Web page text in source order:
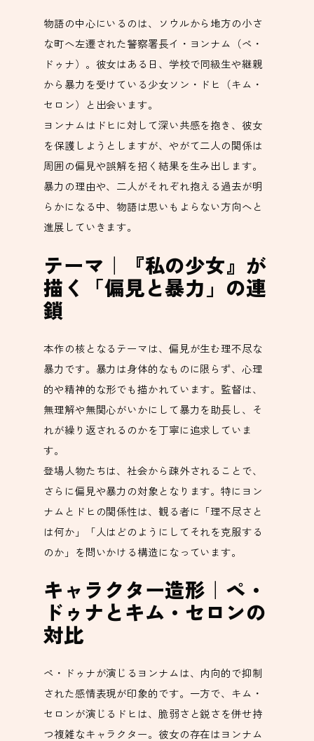
物語の中心にいるのは、ソウルから地方の小さ
な町へ左遷された警察署長イ・ヨンナム（ペ・
ドゥナ）。彼女はある日、学校で同級生や継親
から暴力を受けている少女ソン・ドヒ（キム・
セロン）と出会います。
ヨンナムはドヒに対して深い共感を抱き、彼女
を保護しようとしますが、やがて二人の関係は
周囲の偏見や誤解を招く結果を生み出します。
暴力の理由や、二人がそれぞれ抱える過去が明
らかになる中、物語は思いもよらない方向へと
進展していきます。
テーマ｜『私の少女』が
描く「偏見と暴力」の連
鎖
本作の核となるテーマは、偏見が生む理不尽な
暴力です。暴力は身体的なものに限らず、心理
的や精神的な形でも描かれています。監督は、
無理解や無関心がいかにして暴力を助長し、そ
れが繰り返されるのかを丁寧に追求していま
す。
登場人物たちは、社会から疎外されることで、
さらに偏見や暴力の対象となります。特にヨン
ナムとドヒの関係性は、観る者に「理不尽さと
は何か」「人はどのようにしてそれを克服する
のか」を問いかける構造になっています。
キャラクター造形｜ペ・
ドゥナとキム・セロンの
対比
ペ・ドゥナが演じるヨンナムは、内向的で抑制
された感情表現が印象的です。一方で、キム・
セロンが演じるドヒは、脆弱さと鋭さを併せ持
つ複雑なキャラクター。彼女の存在はヨンナム